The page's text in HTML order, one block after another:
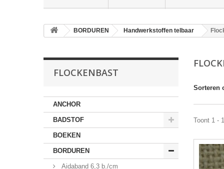
BORDUREN Handwerkstoffen telbaar
FLOCKENBAST
ANCHOR
BADSTOF
BOEKEN
BORDUREN
Aidaband 6,3 b./cm
Sorteren
Toont 1 -